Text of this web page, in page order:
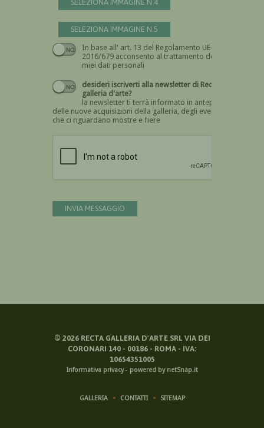
SELEZIONA IMMAGINE N.4
SELEZIONA IMMAGINE N.5
In base all' art. 13 del Regolamento UE n.
2016/679 acconsento al trattamento dei
miei dati personali
Devi dare il consenso
desideri iscriverti alla newsletter di Recta
galleria d'arte?
la newsletter ti terrà informato in anteprima
delle nuove acquisizioni della galleria, degli eventi
che ci riguardano mostre e fiere
INVIA MESSAGGIO
© 2026RECTA GALLERIA D'ARTE SRL VIA DEI
CORONARI 140 - 00186 - ROMA - IVA:
10654351005
Informativa privacy- powered by netSnap.it
GALLERIA CONTATTI SITEMAP